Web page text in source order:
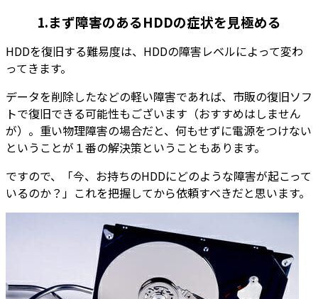
1.まず障害のあるHDDの症状を見極める
HDDを復旧する難易度は、HDDの障害レベルによって変わ
ってきます。
データを削除したなどの軽い障害であれば、市販の復旧ソフ
トで復旧できる可能性もございます（おすすめはしません
が）。重い物理障害の場合だと、何もせずに電源をつけない
ということが１番の解決策ということもあります。
ですので、「今、お持ちのHDDにどのような障害が起こって
いるのか？」これを把握してから依頼すべきだと思います。